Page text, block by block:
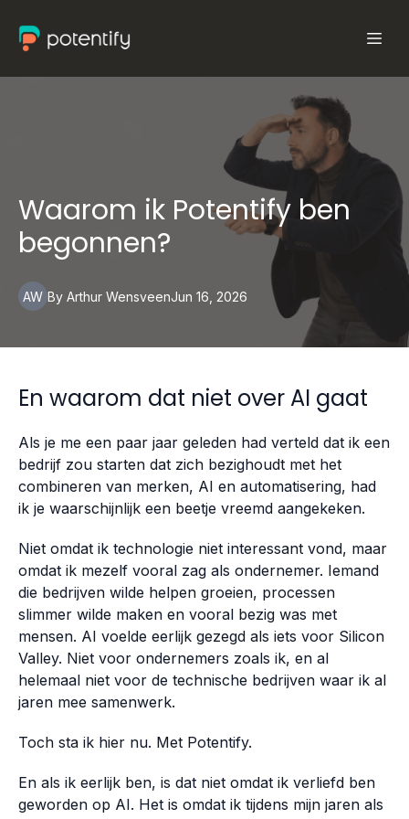
Waarom ik Potentify ben
begonnen?
AW Jun 16, 2026
By Arthur Wensveen
En waarom dat niet over AI gaat
Als je me een paar jaar geleden had verteld dat ik een
bedrijf zou starten dat zich bezighoudt met het
combineren van merken, AI en automatisering, had
ik je waarschijnlijk een beetje vreemd aangekeken.
Niet omdat ik technologie niet interessant vond, maar
omdat ik mezelf vooral zag als ondernemer. Iemand
die bedrijven wilde helpen groeien, processen
slimmer wilde maken en vooral bezig was met
mensen. AI voelde eerlijk gezegd als iets voor Silicon
Valley. Niet voor ondernemers zoals ik, en al
helemaal niet voor de technische bedrijven waar ik al
jaren mee samenwerk.
Toch sta ik hier nu. Met Potentify.
En als ik eerlijk ben, is dat niet omdat ik verliefd ben
geworden op AI. Het is omdat ik tijdens mijn jaren als